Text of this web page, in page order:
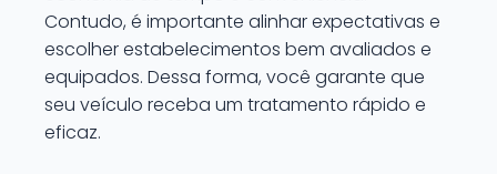
Contudo, é importante alinhar expectativas e
escolher estabelecimentos bem avaliados e
equipados. Dessa forma, você garante que
seu veículo receba um tratamento rápido e
eficaz.